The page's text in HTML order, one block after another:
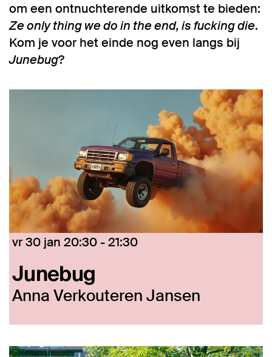
om een ontnuchterende uitkomst te bieden:
Ze only thing we do in the end, is fucking die.
Kom je voor het einde nog even langs bij
Junebug?
Junebug
Anna Verkouteren Jansen
vr 30 jan 20:30 - 21:30